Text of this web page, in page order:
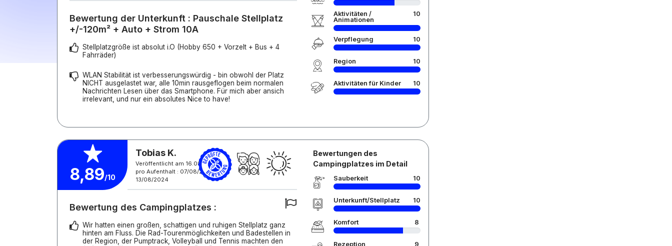
Bewertung der Unterkunft : Pauschale Stellplatz
+/-120m² + Auto + Strom 10A
Stellplatzgröße ist absolut i.O (Hobby 650 + Vorzelt + Bus + 4
Fahrräder)
WLAN Stabilität ist verbesserungswürdig - bin obwohl der Platz
NICHT ausgelastet war, alle 10min rausgeflogen beim normalen
Nachrichten Lesen über das Smartphone. Für mich aber ansich
irrelevant, und nur ein absolutes Nice to have!
Aktivitäten /
Animationen
10
Verpflegung 10
Region 10
Aktivitäten für Kinder 10
8,89/10
Tobias K.
Veröffentlicht am 16.08.2024
pro Aufenthalt : 07/08/2024 -
13/08/2024
Bewertung des Campingplatzes :
Wir hatten einen großen, schattigen und ruhigen Stellplatz ganz
hinten am Fluss. Die Rad-Tourenmöglichkeiten und Badestellen in
der Region, der Pumptrack, Volleyball und Tennis machten den
Bewertungen des
Campingplatzes im Detail
Sauberkeit 10
Unterkunft/Stellplatz 10
Komfort 8
Rezeption 9